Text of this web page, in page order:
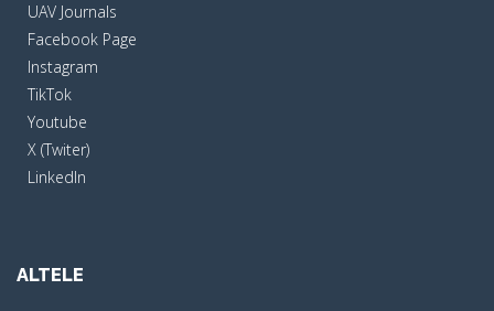
UAV Journals
Facebook Page
Instagram
TikTok
Youtube
X (Twiter)
LinkedIn
ALTELE